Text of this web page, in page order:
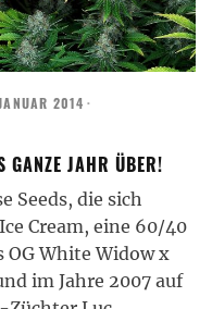
2014 ·
GANZE JAHR ÜBER!
Seeds, die sich
Cream, eine 60/40
White Widow x
im Jahre 2007 auf